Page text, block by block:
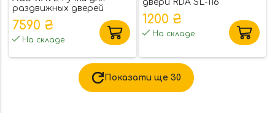
раздвижных дверей
7590 ₴
На складе
двери RDA SL-116
матовая античная
латунь (37619)
1200 ₴
На складе
Показати ще 30